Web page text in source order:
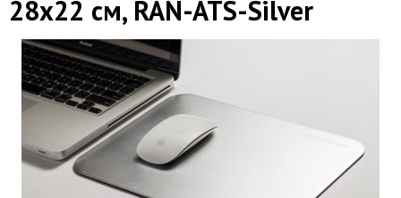
28х22 см, RAN-ATS-Silver